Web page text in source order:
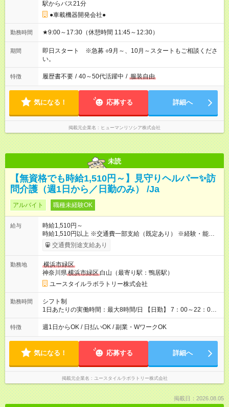
駅からバス21分
●車載機器開発会社●
勤務時間 ★9:00～17:30（休憩時間 11:45～12:30）
期間
即日スタート ※急募 ○9月～、10月～スタートもご相談くださ
い。
特徴 履歴書不要 / 40～50代活躍中 / 服装自由
気になる！ 応募する 詳細へ
掲載元企業名 ヒューマンリソシア株式会社
未読
【無資格でも時給1,510円～】見守りヘルパー✨訪
問介護（週1日から／日勤のみ） /Ja
アルバイト 職種未経験OK
給与
時給1,510円～
時給1,510円以上 ※交通費一部支給（既定あり） ※経験・能力を
考慮して決定します 【収入例】 週1回勤務の場合：1,510円×8時
間×4回=4万8,320円 週3回勤務の場合：1,510円×8時間×12回
1,600円 【試用期間】試用期間あり 試用期間の長さ：2ヶ月
※ 雇用形態と給与に、本採用時と異なる部分があります。 雇用
形態：本採用時と同じです。 給与：時給 1,230円以上
交通費別途支給あり
勤務地
横浜市緑区
神奈川県横浜市緑区 白山（最寄り駅：鴨居駅）
ユースタイルラボラトリー株式会社
勤務時間
シフト制
1日あたりの実働時間：最大8時間/日 【日勤】 7：00～22：00
の間で6～8時間勤務（休憩時間は法定通り） ※週1日～OK ／ 1
日6時間から勤務OK ／ 夜勤なし ＊＊ 勤務時間例 ＊＊ ■8時
※訪問先により変動 ※曜日固定（毎週同じ曜日勤務）
特徴 週1日からOK / 日払いOK / 副業・WワークOK
気になる！ 応募する 詳細へ
掲載元企業名 ユースタイルラボラトリー株式会社
掲載日：2026.08.05